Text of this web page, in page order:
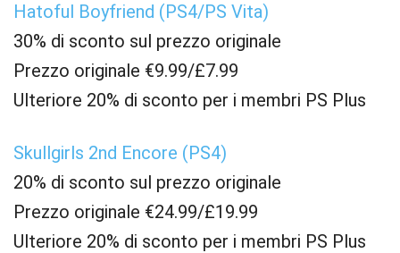
Hatoful Boyfriend (PS4/PS Vita)
30% di sconto sul prezzo originale
Prezzo originale €9.99/£7.99
Ulteriore 20% di sconto per i membri PS Plus
Skullgirls 2nd Encore (PS4)
20% di sconto sul prezzo originale
Prezzo originale €24.99/£19.99
Ulteriore 20% di sconto per i membri PS Plus